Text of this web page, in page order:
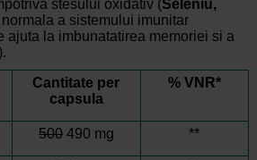
stesului oxidativ (Seleniu,
a sistemului imunitar
ajuta la imbunatatirea memoriei si a
Cantitate per
capsula
% VNR*
500490 mg **